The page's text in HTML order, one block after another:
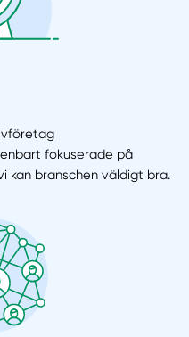
fokuserade på
branschen väldigt bra.